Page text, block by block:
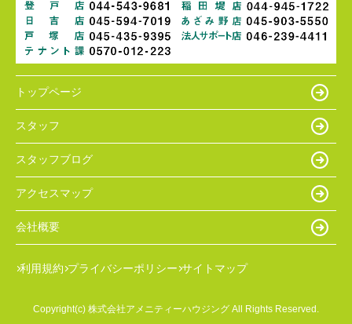
トップページ
スタッフ
スタッフブログ
アクセスマップ
会社概要
利用規約 プライバシーポリシー サイトマップ
Copyright(c) 株式会社アメニティーハウジング All Rights Reserved.